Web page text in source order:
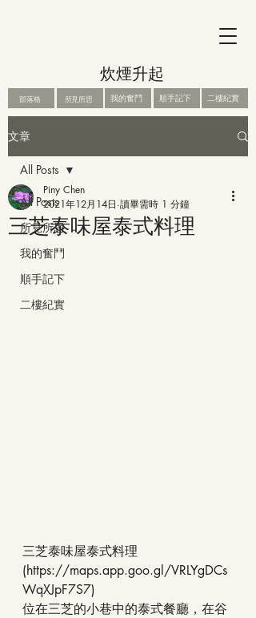
炊煙升起
所見所思 我的奮鬥 順手記下
部落格 二樓紀實
文章
All Posts
所見所思
我的奮鬥
順手記下
二樓紀實
All Posts
三芝泰味屋泰式料理
Piny Chen
2021年12月14日 讀畢需時 1 分鐘
三芝泰味屋泰式料理
(https://maps.app.goo.gl/VRLYgDCs
WqXJpF7S7)
位在三芝的小巷中的泰式餐廳，在谷